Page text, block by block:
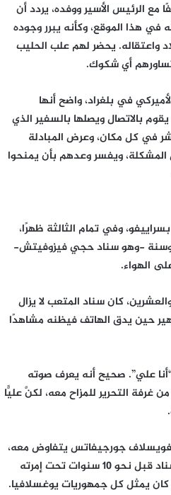
الرئيس الأسير ووفده، يردد أن
هذا الموقع، وكأنه يبرر وجوده
يحضر لهم علب الحليب
أي شكوك.
في بلغراد، واضح أنها
بالاتصال ويصلها بالسفير الذي
في كل مكان، وعرض المبادلة
ويفسر وعدهم بأن يمنحوا
وفي تمام الثالثة ظهرًا،
-وهو سناد حجي فيزوفيتش-
الهواء.
كان سناد المتعب لا يزال
حين يدق الهاتف فيظنه مشاهدًا
علي”. صحيح أنه يعرف صوته
التحرير للمزاح معه، لكنَّ عليًّا
فويسلاف جورجيفاتس يتفاوض معه،
وهو نفس الجنرال الذي عمل سناد قبل نحو 10 سنوات تحت إمرته
يمثل كل جمهوريات يوغسلافيا.